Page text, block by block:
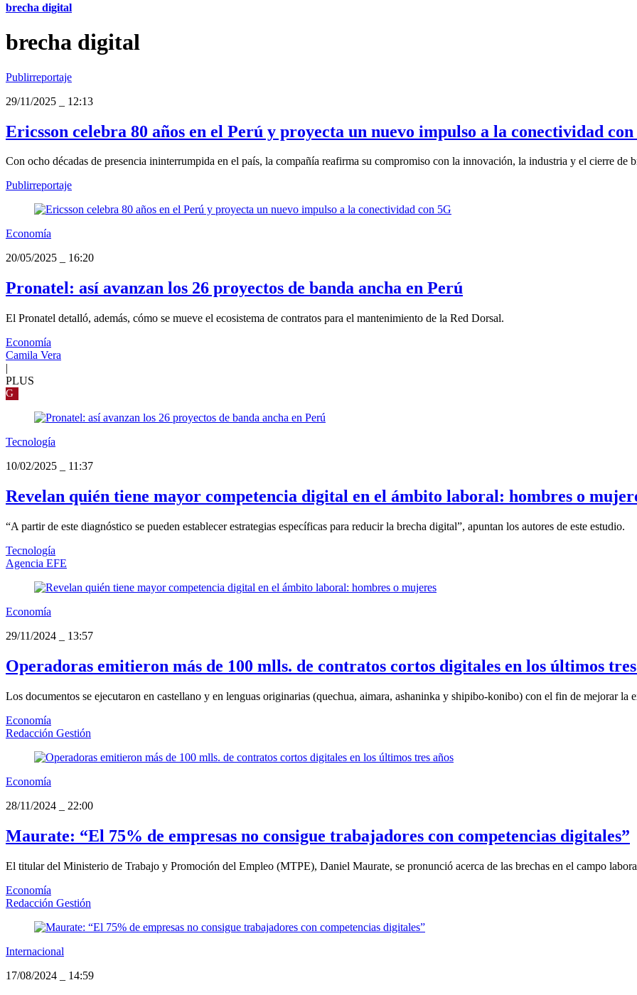
brecha digital
brecha digital
Publirreportaje
29/11/2025
12:13
Ericsson celebra 80 años en el Perú y proyecta un nuevo impulso a la conectividad
Con ocho décadas de presencia ininterrumpida en el país, la compañía reafirma su compromiso con la innovación, la industria y el cierre de
Publirreportaje
Economía
20/05/2025
16:20
Pronatel: así avanzan los 26 proyectos de banda ancha en Perú
El Pronatel detalló, además, cómo se mueve el ecosistema de contratos para el mantenimiento de la Red Dorsal.
Economía
Camila Vera
|
PLUS
G
Tecnología
10/02/2025
11:37
Revelan quién tiene mayor competencia digital en el ámbito laboral: hombres o
“A partir de este diagnóstico se pueden establecer estrategias específicas para reducir la brecha digital”, apuntan los autores de este estudio.
Tecnología
Agencia EFE
Economía
29/11/2024
13:57
Operadoras emitieron más de 100 mlls. de contratos cortos digitales en los últimos
Los documentos se ejecutaron en castellano y en lenguas originarias (quechua, aimara, ashaninka y shipibo-konibo) con el fin de mejorar la
Economía
Redacción Gestión
Economía
28/11/2024
22:00
Maurate: “El 75% de empresas no consigue trabajadores con competencias digitales”
El titular del Ministerio de Trabajo y Promoción del Empleo (MTPE), Daniel Maurate, se pronunció acerca de las brechas en el campo
Economía
Redacción Gestión
Internacional
17/08/2024
14:59